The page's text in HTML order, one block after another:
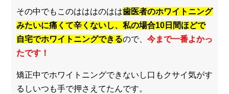
その中でもこのはははのはは歯医者のホワイトニング
みたいに痛くて辛くないし、私の場合10日間ほどで
自宅でホワイトニングできるので、 今まで一番よかっ
たです！
矯正中でホワイトニングできないし口もクサイ気がす
るしいつも手で押さえてたんです。